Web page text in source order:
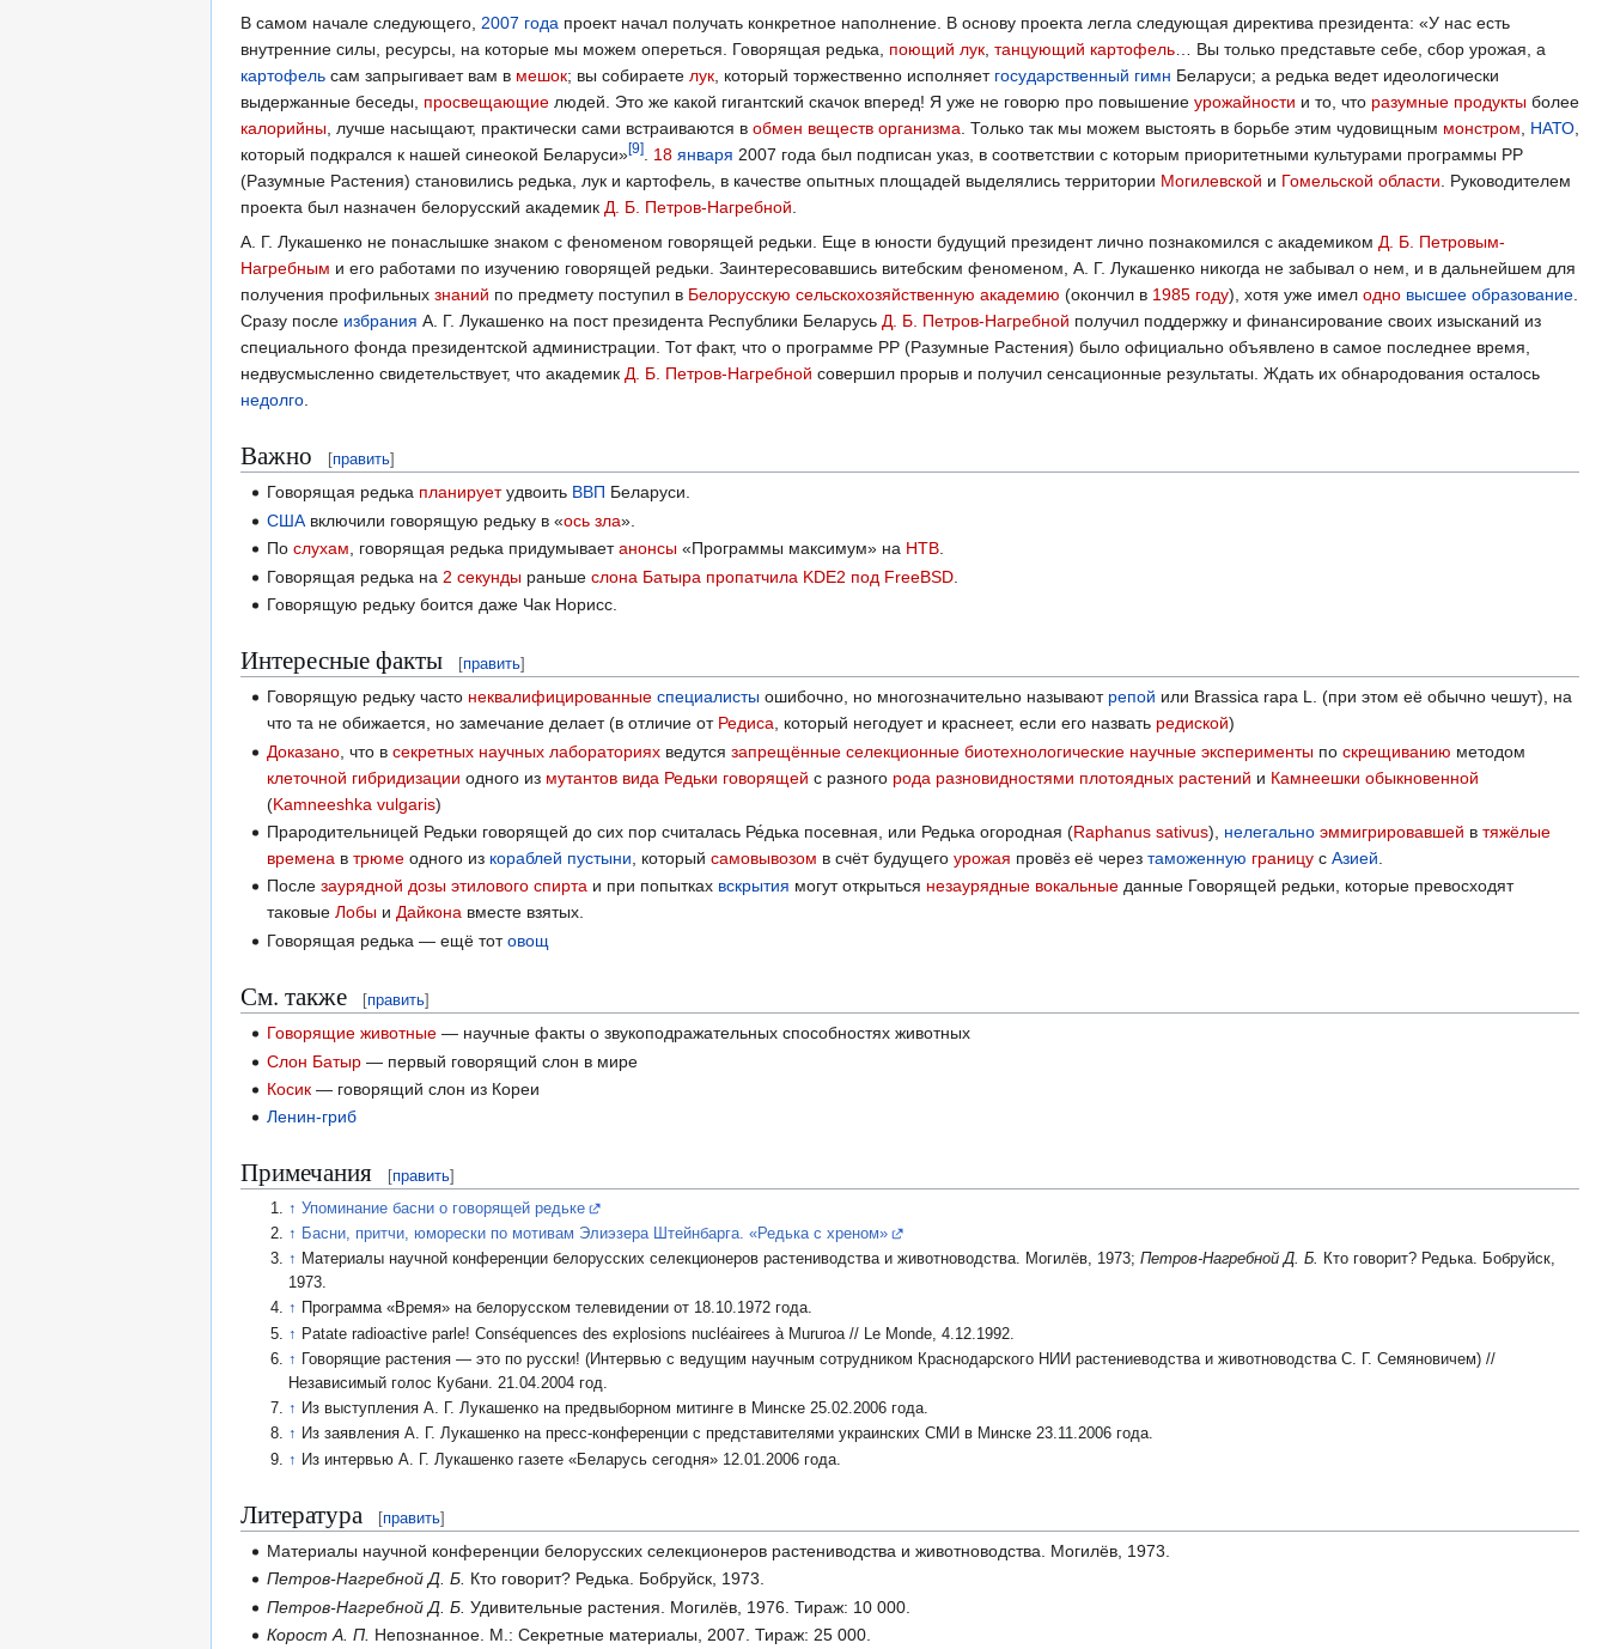
В самом начале следующего, 2007 года проект начал получать конкретное наполнение. В основу проекта легла следующая директива президента: «У нас есть
внутренние силы, ресурсы, на которые мы можем опереться. Говорящая редька, поющий лук, танцующий картофель… Вы только представьте себе, сбор урожая, а
картофель сам запрыгивает вам в мешок; вы собираете лук, который торжественно исполняет государственный гимн Беларуси; а редька ведет идеологически
выдержанные беседы, просвещающие людей. Это же какой гигантский скачок вперед! Я уже не говорю про повышение урожайности и то, что разумные продукты более
калорийны, лучше насыщают, практически сами встраиваются в обмен веществ организма. Только так мы можем выстоять в борьбе этим чудовищным монстром, НАТО,
который подкрался к нашей синеокой Беларуси»[9]. 18 января 2007 года был подписан указ, в соответствии с которым приоритетными культурами программы РР
(Разумные Растения) становились редька, лук и картофель, в качестве опытных площадей выделялись территории Могилевской и Гомельской области. Руководителем
проекта был назначен белорусский академик Д. Б. Петров-Нагребной.
А. Г. Лукашенко не понаслышке знаком с феноменом говорящей редьки. Еще в юности будущий президент лично познакомился с академиком Д. Б. Петровым-
Нагребным и его работами по изучению говорящей редьки. Заинтересовавшись витебским феноменом, А. Г. Лукашенко никогда не забывал о нем, и в дальнейшем для
получения профильных знаний по предмету поступил в Белорусскую сельскохозяйственную академию (окончил в 1985 году), хотя уже имел одно высшее образование.
Сразу после избрания А. Г. Лукашенко на пост президента Республики Беларусь Д. Б. Петров-Нагребной получил поддержку и финансирование своих изысканий из
специального фонда президентской администрации. Тот факт, что о программе РР (Разумные Растения) было официально объявлено в самое последнее время,
недвусмысленно свидетельствует, что академик Д. Б. Петров-Нагребной совершил прорыв и получил сенсационные результаты. Ждать их обнародования осталось
недолго.
Важно [править]
Говорящая редька планируетудвоить ВВП Беларуси.
США включили говорящую редьку в «ось зла».
Послухам, говорящая редька придумываетанонсы «Программы максимум» на НТВ.
Говорящая редька на 2 секунды раньшеcлона Батыра пропатчила KDE2 под FreeBSD
Говорящую редьку боится даже Чак Норисс.
Интересные факты [править]
Говорящую редьку часто неквалифицированные специалисты ошибочно, но многозначительно называют репой или Brassica rapa L. (при этом её обычно чешут), на
что та не обижается, но замечание делает (в отличие от Редиса, который негодует и краснеет, если его назвать редиской)
Доказано , что всекретных научных лабораториях ведутсязапрещённые селекционные биотехнологические научные эксперименты поскрещиванию методом
клеточной гибридизации одного из мутантов вида Редьки говорящей с разного рода разновидностями плотоядных растений и Камнеешки обыкновенной
(Kamneeshka vulgaris)
Прародительницей Редьки говорящей до сих пор считалась Ре́дька посевная, или Редька огородная (Raphanus sativus), нелегально эммигрировавшей втяжёлые
времена втрюме одного из кораблей пустыни , которыйсамовывозом в счёт будущегоурожая провёз её черезтаможенную границу сАзией
Послезаурядной дозы этилового спирта и при попытках вскрытия могут открыться незаурядные вокальные данные Говорящей редьки, которые превосходят
таковыеЛобы иДайкона вместе взятых.
Говорящая редька — ещё тотовощ
См. также [править]
Говорящие животные — научные факты о звукоподражательных способностях животных
Слон Батыр — первый говорящий слон в мире
Косик — говорящий слон из Кореи
Ленин-гриб
Примечания [править]
↑ Упоминание басни о говорящей редьке
↑ Басни, притчи, юморески по мотивам Элиэзера Штейнбарга. «Редька с хреном»
↑ Материалы научной конференции белорусских селекционеров растениводства и животноводства. Могилёв, 1973;Петров-Нагребной Д. Б. Кто говорит? Редька. Бобруйск,
1973.
↑
Программа «Время» на белорусском телевидении от 18.10.1972 года.
↑ Patate radioactive parle! Conséquences des explosions nucléairees à Mururoa // Le Monde, 4.12.1992.
↑ Говорящие растения — это по русски! (Интервью с ведущим научным сотрудником Краснодарского НИИ растениеводства и животноводства С. Г. Семяновичем) //
Независимый голос Кубани. 21.04.2004 год.
↑ Из выступления А. Г. Лукашенко на предвыборном митинге в Минске 25.02.2006 года.
↑ Из заявления А. Г. Лукашенко на пресс-конференции с представителями украинских СМИ в Минске 23.11.2006 года.
↑ Из интервью А. Г. Лукашенко газете «Беларусь сегодня» 12.01.2006 года.
Литература [править]
Материалы научной конференции белорусских селекционеров растениводства и животноводства. Могилёв, 1973.
Петров-Нагребной Д. Б. Кто говорит? Редька. Бобруйск, 1973.
Петров-Нагребной Д. Б. Удивительные растения. Могилёв, 1976. Тираж: 10 000.
Корост А. П. Непознанное. М.: Секретные материалы, 2007. Тираж: 25 000.